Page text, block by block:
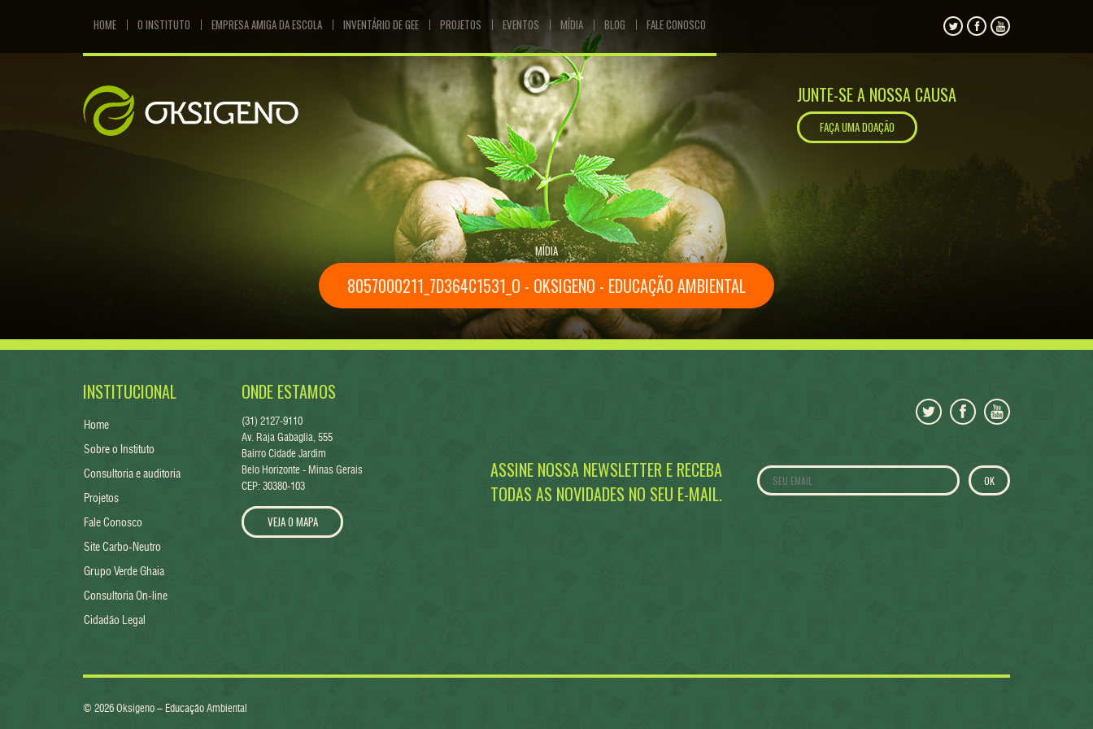
HOME O INSTITUTO EMPRESA AMIGA DA ESCOLA INVENTÁRIO DE GEE PROJETOS EVENTOS MÍDIA BLOG FALE CONOSCO
JUNTE-SE A NOSSA CAUSA
FAÇA UMA DOAÇÃO
MÍDIA
8057000211_7D364C1531_O - OKSIGENO - EDUCAÇÃO AMBIENTAL
INSTITUCIONAL
Home
Sobre o Instituto
Consultoria e auditoria
Projetos
Fale Conosco
Site Carbo-Neutro
Grupo Verde Ghaia
Consultoria On-line
Cidadão Legal
ONDE ESTAMOS
(31) 2127-9110
Av. Raja Gabaglia, 555
Bairro Cidade Jardim
Belo Horizonte - Minas Gerais
CEP: 30380-103
VEJA O MAPA
ASSINE NOSSA NEWSLETTER E RECEBA
TODAS AS NOVIDADES NO SEU E-MAIL.
© 2026 Oksigeno – Educação Ambiental